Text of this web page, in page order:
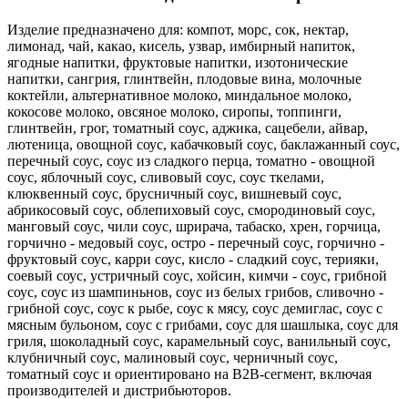
Изделие предназначено для: компот, морс, сок, нектар,
лимонад, чай, какао, кисель, узвар, имбирный напиток,
ягодные напитки, фруктовые напитки, изотонические
напитки, сангрия, глинтвейн, плодовые вина, молочные
коктейли, альтернативное молоко, миндальное молоко,
кокосове молоко, овсяное молоко, сиропы, топпинги,
глинтвейн, грог, томатный соус, аджика, сацебели, айвар,
лютеница, овощной соус, кабачковый соус, баклажанный соус,
перечный соус, соус из сладкого перца, томатно - овощной
соус, яблочный соус, сливовый соус, соус ткелами,
клюквенный соус, брусничный соус, вишневый соус,
абрикосовый соус, облепиховый соус, смородиновый соус,
манговый соус, чили соус, шрирача, табаско, хрен, горчица,
горчично - медовый соус, остро - перечный соус, горчично -
фруктовый соус, карри соус, кисло - сладкий соус, терияки,
соевый соус, устричный соус, хойсин, кимчи - соус, грибной
соус, соус из шампиньнов, соус из белых грибов, сливочно -
грибной соус, соус к рыбе, соус к мясу, соус демиглас, соус с
мясным бульоном, соус с грибами, соус для шашлыка, соус для
гриля, шоколадный соус, карамельный соус, ванильный соус,
клубничный соус, малиновый соус, черничный соус,
томатный соус и ориентировано на B2B-сегмент, включая
производителей и дистрибьюторов.